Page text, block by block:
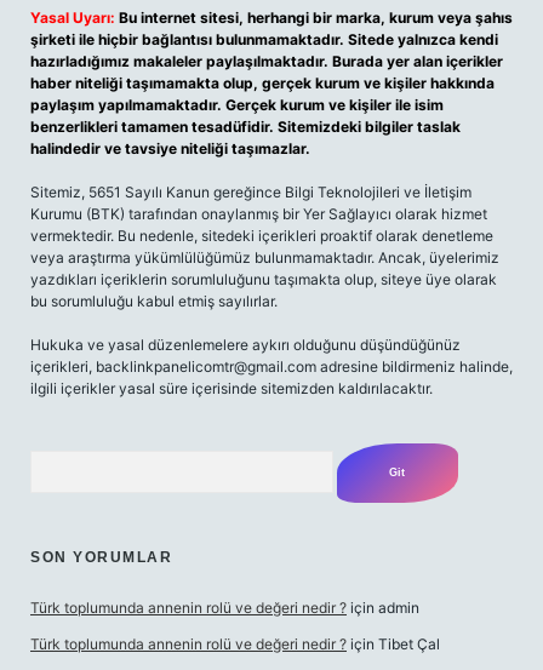
Yasal Uyarı: Bu internet sitesi, herhangi bir marka, kurum veya şahıs
şirketi ile hiçbir bağlantısı bulunmamaktadır. Sitede yalnızca kendi
hazırladığımız makaleler paylaşılmaktadır. Burada yer alan içerikler
haber niteliği taşımamakta olup, gerçek kurum ve kişiler hakkında
paylaşım yapılmamaktadır. Gerçek kurum ve kişiler ile isim
benzerlikleri tamamen tesadüfidir. Sitemizdeki bilgiler taslak
halindedir ve tavsiye niteliği taşımazlar.
Sitemiz, 5651 Sayılı Kanun gereğince Bilgi Teknolojileri ve İletişim
Kurumu (BTK) tarafından onaylanmış bir Yer Sağlayıcı olarak hizmet
vermektedir. Bu nedenle, sitedeki içerikleri proaktif olarak denetleme
veya araştırma yükümlülüğümüz bulunmamaktadır. Ancak, üyelerimiz
yazdıkları içeriklerin sorumluluğunu taşımakta olup, siteye üye olarak
bu sorumluluğu kabul etmiş sayılırlar.
Hukuka ve yasal düzenlemelere aykırı olduğunu düşündüğünüz
içerikleri, backlinkpanelicomtr@gmail.com adresine bildirmeniz halinde,
ilgili içerikler yasal süre içerisinde sitemizden kaldırılacaktır.
SON YORUMLAR
Türk toplumunda annenin rolü ve değeri nedir ? için admin
Türk toplumunda annenin rolü ve değeri nedir ? için Tibet Çal